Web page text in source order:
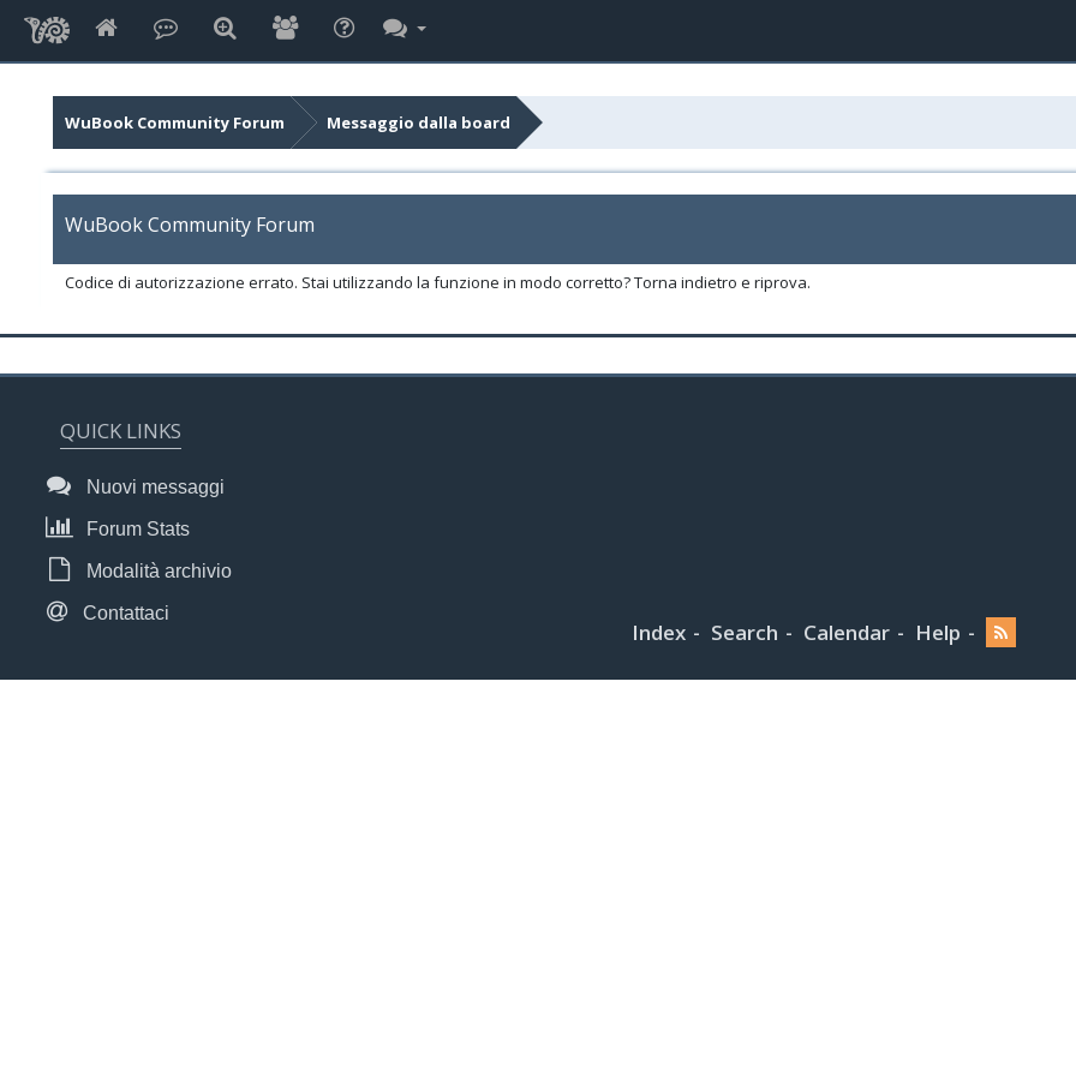
WuBook Community Forum Messaggio dalla board
WuBook Community Forum
Codice di autorizzazione errato. Stai utilizzando la funzione in modo corretto? Torna indietro e riprova.
QUICK LINKS
Nuovi messaggi
Forum Stats
Modalità archivio
Contattaci
Index Search Calendar Help